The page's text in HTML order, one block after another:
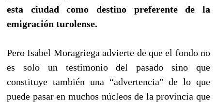
esta ciudad como destino preferente de la
emigración turolense.
Pero Isabel Moragriega advierte de que el fondo no
es solo un testimonio del pasado sino que
constituye también una “advertencia” de lo que
puede pasar en muchos núcleos de la provincia que